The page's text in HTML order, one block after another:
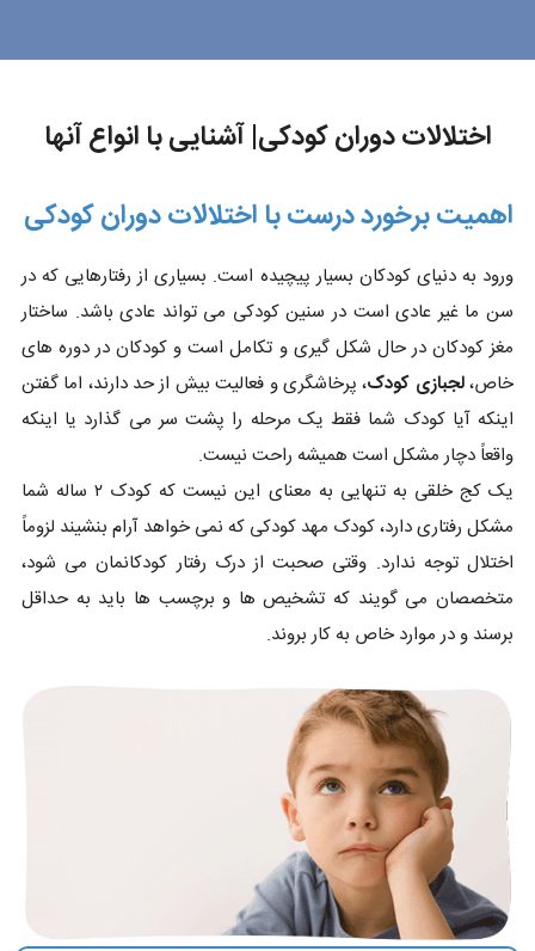
اختلالات دوران کودکی| آشنایی با انواع آنها
اهمیت برخورد درست با اختلالات دوران کودکی
ورود به دنیای کودکان بسیار پیچیده است. بسیاری از رفتارهایی که در
سن ما غیر عادی است در سنین کودکی می تواند عادی باشد. ساختار
مغز کودکان در حال شکل گیری و تکامل است و کودکان در دوره های
خاص،لجبازی کودک، پرخاشگری و فعالیت بیش از حد دارند، اما گفتن
اینکه آیا کودک شما فقط یک مرحله را پشت سر می گذارد یا اینکه
واقعاً دچار مشکل است همیشه راحت نیست.
یک کج خلقی به تنهایی به معنای این نیست که کودک ۲ ساله شما
مشکل رفتاری دارد، کودک مهد کودکی که نمی خواهد آرام بنشیند لزوماً
اختلال توجه ندارد. وقتی صحبت از درک رفتار کودکانمان می شود،
متخصصان می گویند که تشخیص ها و برچسب ها باید به حداقل
برسند و در موارد خاص به کار بروند.